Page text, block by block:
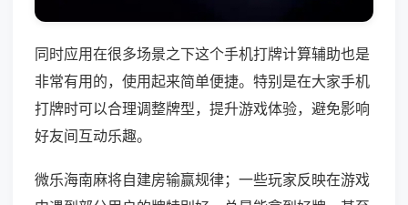
同时应用在很多场景之下这个手机打牌计算辅助也是
非常有用的，使用起来简单便捷。特别是在大家手机
打牌时可以合理调整牌型，提升游戏体验，避免影响
好友间互动乐趣。
微乐海南麻将自建房输赢规律；一些玩家反映在游戏